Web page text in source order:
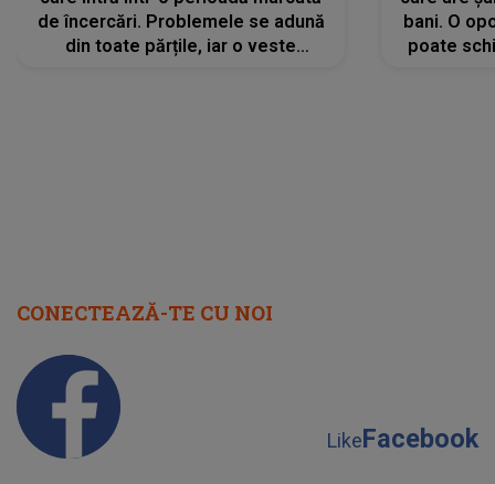
de încercări. Problemele se adună
din toate părțile, iar o veste
bani. O
poate
CONECTEAZĂ-TE CU NOI
LikeFacebook